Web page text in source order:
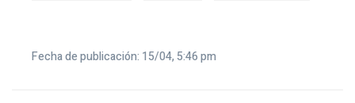
Fecha de publicación: 15/04, 5:46 pm